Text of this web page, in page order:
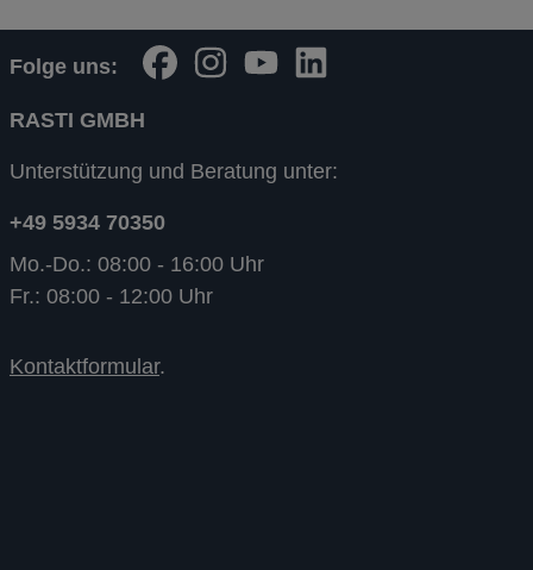
Folge uns:
RASTI GMBH
Unterstützung und Beratung unter:
+49 5934 70350
Mo.-Do.: 08:00 - 16:00 Uhr
Fr.: 08:00 - 12:00 Uhr
Kontaktformular.